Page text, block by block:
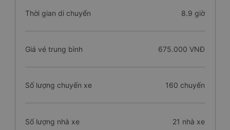
Thời gian di chuyển 8.9 giờ
Giá vé trung bình 675.000 VNĐ
Số lượng chuyến xe 160 chuyến
Số lượng nhà xe 21 nhà xe